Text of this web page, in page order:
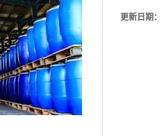
更新日期：